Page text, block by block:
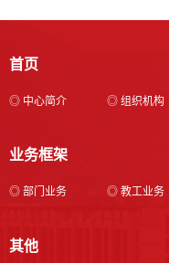
首页
◎ 中心简介 ◎ 组织机构
业务框架
◎ 部门业务 ◎ 教工业务
其他